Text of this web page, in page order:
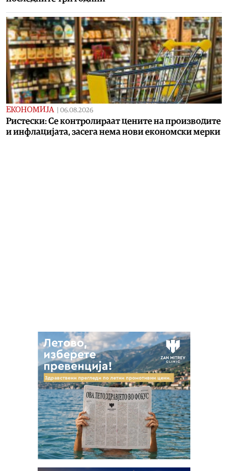
ЕКОНОМИЈА 06.08.2026
Ристески: Се контролираат цените на производите
и инфлацијата, засега нема нови економски мерки